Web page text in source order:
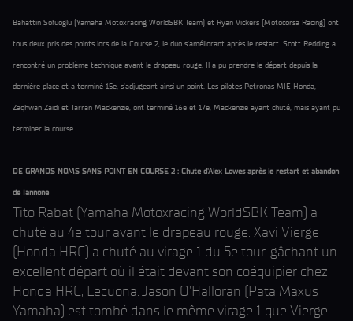
Bahattin Sofuoglu (Yamaha Motoxracing WorldSBK Team) et Ryan Vickers (Motocorsa Racing) ont
tous deux pris des points lors de la Course 2, le duo s'améliorant après le restart. Scott Redding a
rencontré un problème technique avant le drapeau rouge. Il a pu prendre le départ depuis la
dernière place et a terminé 15e, s'adjugeant ainsi un point. Les pilotes Petronas MIE Honda,
Zaqhwan Zaidi et Tarran Mackenzie, ont terminé 16e et 17e, Mackenzie ayant chuté, mais ayant pu
terminer la course.
DE GRANDS NOMS SANS POINT EN COURSE 2 : Chute d'Alex Lowes après le restart et abandon
de Iannone
Tito Rabat (Yamaha Motoxracing WorldSBK Team) a
chuté au 4e tour avant le drapeau rouge. Xavi Vierge
(Honda HRC) a chuté au virage 1 du 5e tour, gâchant un
excellent départ où il était devant son coéquipier chez
Honda HRC, Lecuona. Jason O'Halloran (Pata Maxus
Yamaha) est tombé dans le même virage 1 que Vierge.